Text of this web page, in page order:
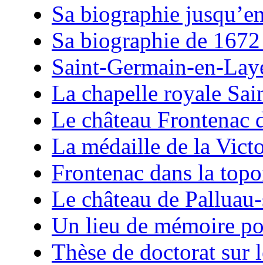
Sa biographie
Sa biographie de
Saint-Germain-en-
La chapelle royale
Le château Frontenac
La médaille de la
Frontenac dans la
Le château de
Un lieu de mémoire
Thèse de doctorat sur